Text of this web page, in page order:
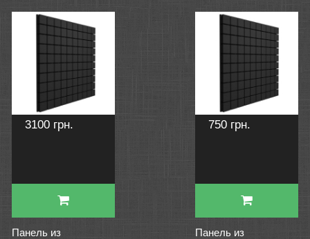
3100 грн.
Панель из
750 грн.
Панель из